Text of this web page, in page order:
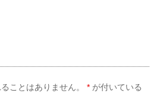
ことはありません。 * が付いている